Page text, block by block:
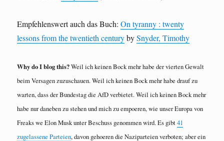
Empfehlenswert auch das Buch:On tyranny : twenty
lessons from the twentieth centurybySnyder, Timothy
Why do I blog this?Weil ich keinen Bock mehr habe der vierten Gewalt
beim Versagen zuzuschauen. Weil ich keinen Bock mehr habe drauf zu
warten, dass der Bundestag die AfD verbietet. Weil ich keinen Bock mehr
habe nur daneben zu stehen und mich zu empoeren, wie unser Europa von
Freaks we Elon Musk unter Beschuss genommen wird. Es gibt41
zugelassene Parteien, davon gehoeren die Naziparteien verboten; aber ein